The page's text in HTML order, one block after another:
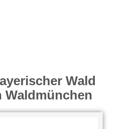
Wald
Waldmünchen